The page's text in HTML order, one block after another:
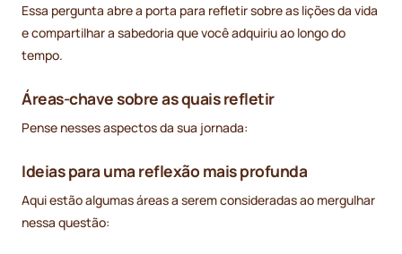
Essa pergunta abre a porta para refletir sobre as lições da vida
e compartilhar a sabedoria que você adquiriu ao longo do
tempo.
Áreas-chave sobre as quais refletir
Pense nesses aspectos da sua jornada:
Ideias para uma reflexão mais profunda
Aqui estão algumas áreas a serem consideradas ao mergulhar
nessa questão: